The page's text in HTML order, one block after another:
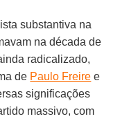
substantiva na
na década de
radicalizado,
de Paulo Freire e
significações
massivo, com